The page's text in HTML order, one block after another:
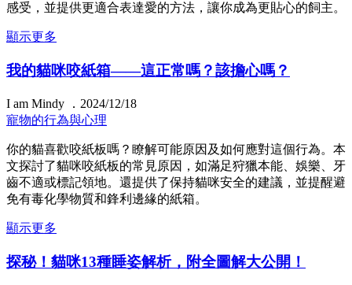
感受，並提供更適合表達愛的方法，讓你成為更貼心的飼主。
顯示更多
我的貓咪咬紙箱——這正常嗎？該擔心嗎？
I am Mindy ．2024/12/18
寵物的行為與心理
你的貓喜歡咬紙板嗎？瞭解可能原因及如何應對這個行為。本
文探討了貓咪咬紙板的常見原因，如滿足狩獵本能、娛樂、牙
齒不適或標記領地。還提供了保持貓咪安全的建議，並提醒避
免有毒化學物質和鋒利邊緣的紙箱。
顯示更多
探秘！貓咪13種睡姿解析，附全圖解大公開！